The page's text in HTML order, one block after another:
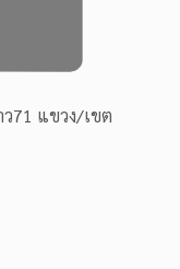
71 แขวง/เขต